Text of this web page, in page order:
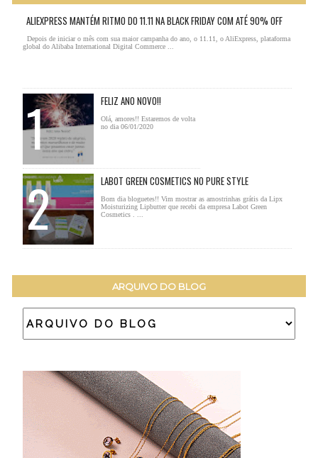
ALIEXPRESS MANTÉM RITMO DO 11.11 NA BLACK FRIDAY COM ATÉ 90% OFF
Depois de iniciar o mês com sua maior campanha do ano, o 11.11, o AliExpress, plataforma
global do Alibaba International Digital Commerce ...
FELIZ ANO NOVO!!
Olá, amores!! Estaremos de volta
no dia 06/01/2020
LABOT GREEN COSMETICS NO PURE STYLE
Bom dia bloguetes!! Vim mostrar as amostrinhas grátis da Lipx
Moisturizing Lipbutter que recebi da empresa Labot Green
Cosmetics . ...
ARQUIVO DO BLOG